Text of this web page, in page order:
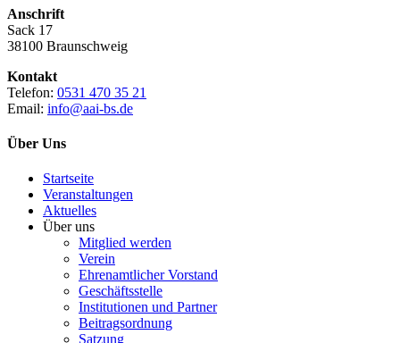
Anschrift
Sack 17
38100 Braunschweig
Kontakt
Telefon: 0531 470 35 21
Email: info@aai-bs.de
Über Uns
Startseite
Veranstaltungen
Aktuelles
Über uns
Mitglied werden
Verein
Ehrenamtlicher Vorstand
Geschäftsstelle
Institutionen und Partner
Beitragsordnung
Satzung